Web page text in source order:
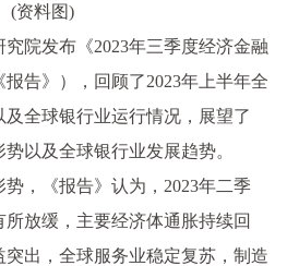
(资料图)
究院发布《2023年三季度经济金融
告》），回顾了2023年上半年全
全球银行业运行情况，展望了
以及全球银行业发展趋势。
，《报告》认为，2023年二季
放缓，主要经济体通胀持续回
出，全球服务业稳定复苏，制造